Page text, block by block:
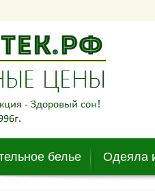
белье Одеяла